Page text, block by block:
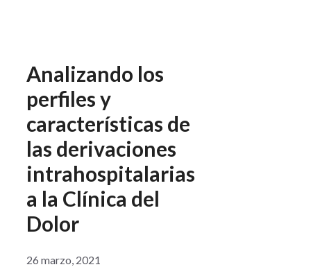
Analizando los
perfiles y
características de
las derivaciones
intrahospitalarias
a la Clínica del
Dolor
26 marzo, 2021